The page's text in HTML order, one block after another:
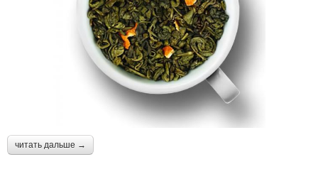
читать дальше →